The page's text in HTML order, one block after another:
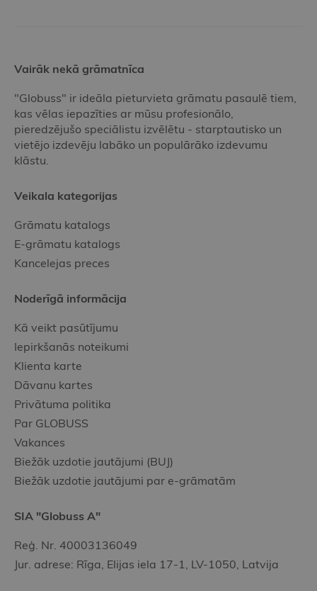
Vairāk nekā grāmatnīca
"Globuss" ir ideāla pieturvieta grāmatu pasaulē tiem,
kas vēlas iepazīties ar mūsu profesionālo,
pieredzējušo speciālistu izvēlētu - starptautisko un
vietējo izdevēju labāko un populārāko izdevumu
klāstu.
Veikala kategorijas
Grāmatu katalogs
E-grāmatu katalogs
Kancelejas preces
Noderīgā informācija
Kā veikt pasūtījumu
Iepirkšanās noteikumi
Klienta karte
Dāvanu kartes
Privātuma politika
Par GLOBUSS
Vakances
Biežāk uzdotie jautājumi (BUJ)
Biežāk uzdotie jautājumi par e-grāmatām
SIA "Globuss A"
Reģ. Nr. 40003136049
Jur. adrese: Rīga, Elijas iela 17-1, LV-1050, Latvija